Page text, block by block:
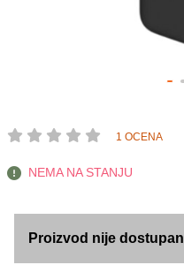
1 OCENA
NEMA NA STANJU
Proizvod nije dostupan